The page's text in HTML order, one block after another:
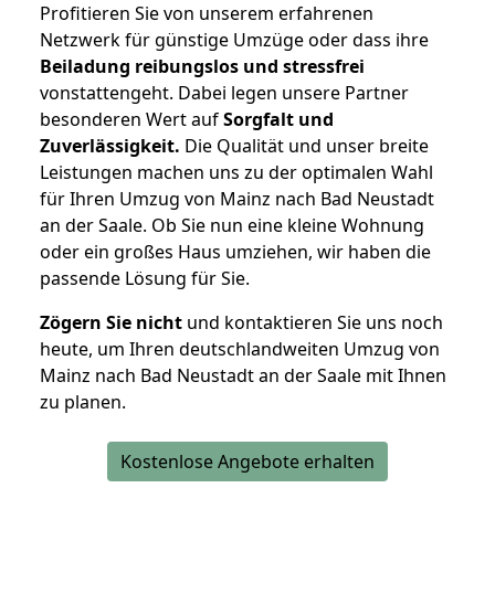
Profitieren Sie von unserem erfahrenen
Netzwerk für günstige Umzüge oder dass ihre
Beiladung reibungslos und stressfrei
vonstattengeht. Dabei legen unsere Partner
besonderen Wert aufSorgfalt und
Zuverlässigkeit. Die Qualität und unser breite
Leistungen machen uns zu der optimalen Wahl
für Ihren Umzug von Mainz nach Bad Neustadt
an der Saale. Ob Sie nun eine kleine Wohnung
oder ein großes Haus umziehen, wir haben die
passende Lösung für Sie.
Zögern Sie nicht und kontaktieren Sie uns noch
heute, um Ihren deutschlandweiten Umzug von
Mainz nach Bad Neustadt an der Saale mit Ihnen
zu planen.
Kostenlose Angebote erhalten